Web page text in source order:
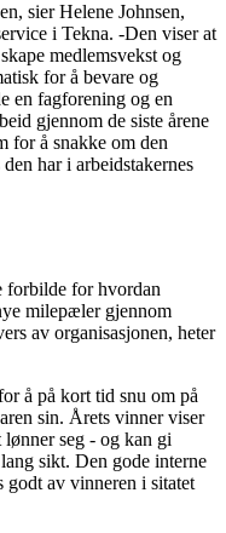
sier Helene Johnsen,
i Tekna. -Den viser at
medlemsvekst og
for å bevare og
en fagforening og en
gjennom de siste årene
for å snakke om den
har i arbeidstakernes
forbilde for hvordan
milepæler gjennom
av organisasjonen, heter
å på kort tid snu om på
sin. Årets vinner viser
seg - og kan gi
sikt. Den gode interne
godt av vinneren i sitatet